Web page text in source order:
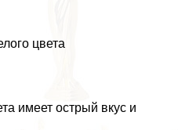
цвета
имеет острый вкус и